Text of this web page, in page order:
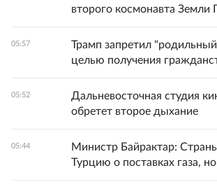
второго космонавта Земли
05:57
Трамп запретил
целью получения
05:52
Дальневосточная студия
обретет второе дыхание
05:44
Министр Байрактар:
Турцию о поставках газа,